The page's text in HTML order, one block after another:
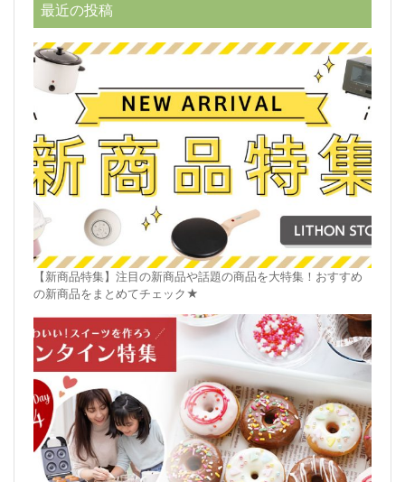
最近の投稿
【新商品特集】注目の新商品や話題の商品を大特集！おすすめ
の新商品をまとめてチェック★